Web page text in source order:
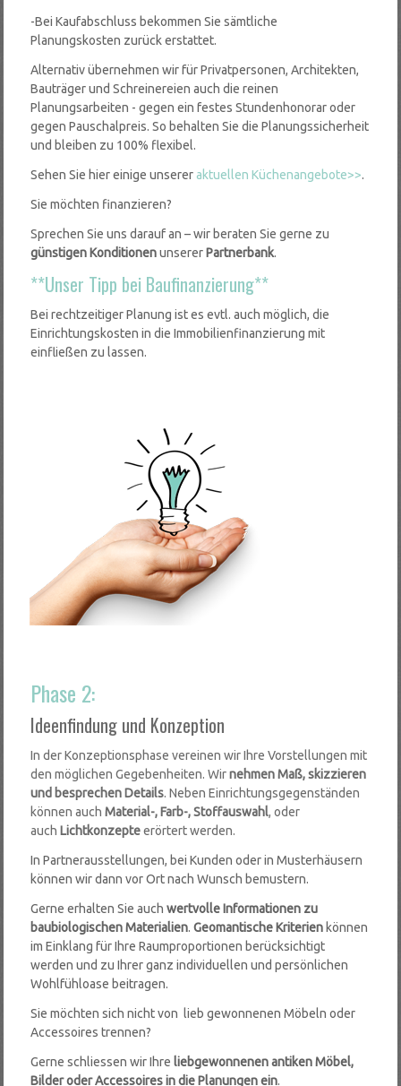
-Bei Kaufabschluss bekommen Sie sämtliche
Planungskosten zurück erstattet.
Alternativ übernehmen wir für Privatpersonen, Architekten,
Bauträger und Schreinereienauch die reinen
Planungsarbeiten -gegen ein festes Stundenhonorar oder
gegen Pauschalpreis. So behalten Sie die Planungssicherheit
und bleiben zu 100% flexibel.
Sehen Sie hier einige unsereraktuellen Küchenangebote>>.
Sie möchten finanzieren?
Sprechen Sie uns darauf an – wir beraten Sie gerne zu
günstigen KonditionenunsererPartnerbank.
**Unser Tipp bei Baufinanzierung**
Bei rechtzeitiger Planung ist es evtl. auch möglich, die
Einrichtungskosten in die Immobilienfinanzierung mit
einfließen zu lassen.
Phase 2:
Ideenfindung und Konzeption
In der Konzeptionsphase vereinen wir Ihre Vorstellungen mit
den möglichen Gegebenheiten. Wirnehmen Maß, skizzieren
und besprechen Details. Neben Einrichtungsgegenständen
können auchMaterial-, Farb-, Stoffauswahl, oder
auch Lichtkonzepteerörtert werden.
In Partnerausstellungen, bei Kunden oder in Musterhäusern
können wir dann vor Ort nach Wunsch bemustern.
Gerne erhalten Sie auchwertvolle Informationen zu
baubiologischenMaterialien.Geomantische Kriterien können
im Einklang für Ihre Raumproportionen berücksichtigt
werden und zu Ihrer ganz individuellen und persönlichen
Wohlfühloase beitragen.
Sie möchten sich nicht von lieb gewonnenen Möbeln oder
Accessoires trennen?
Gerne schliessen wir Ihreliebgewonnenen antiken Möbel,
Bilder oder Accessoires in die Planungen ein.